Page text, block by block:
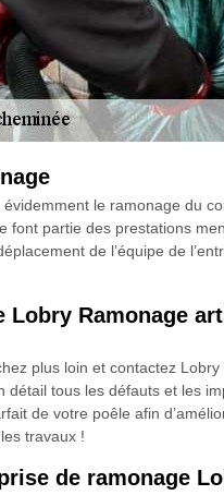
le ramonage du
partie des prestations
de l’équipe de
Ramonage
plus loin et contactez
tous les défauts et les
de votre poêle afin
travaux !
de ramonage